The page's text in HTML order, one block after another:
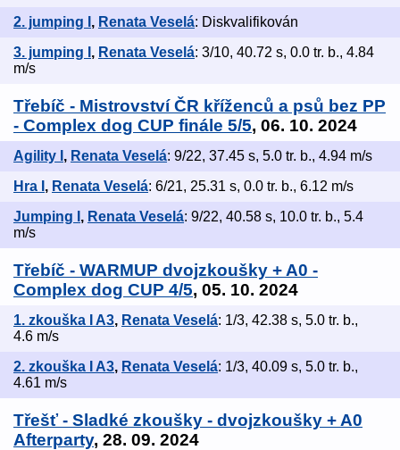
2. jumping I , Renata Veselá: Diskvalifikován
3. jumping I , Renata Veselá: 3/10, 40.72 s, 0.0 tr. b., 4.84
m/s
Třebíč - Mistrovství ČR kříženců a psů bez PP
- Complex dog CUP finále 5/5, 06. 10. 2024
Agility I , Renata Veselá: 9/22, 37.45 s, 5.0 tr. b., 4.94 m/s
Hra I , Renata Veselá: 6/21, 25.31 s, 0.0 tr. b., 6.12 m/s
Jumping I , Renata Veselá: 9/22, 40.58 s, 10.0 tr. b., 5.4
m/s
Třebíč - WARMUP dvojzkoušky + A0 -
Complex dog CUP 4/5, 05. 10. 2024
1. zkouška I A3, Renata Veselá: 1/3, 42.38 s, 5.0 tr. b.,
4.6 m/s
2. zkouška I A3, Renata Veselá: 1/3, 40.09 s, 5.0 tr. b.,
4.61 m/s
Třešť - Sladké zkoušky - dvojzkoušky + A0
Afterparty, 28. 09. 2024